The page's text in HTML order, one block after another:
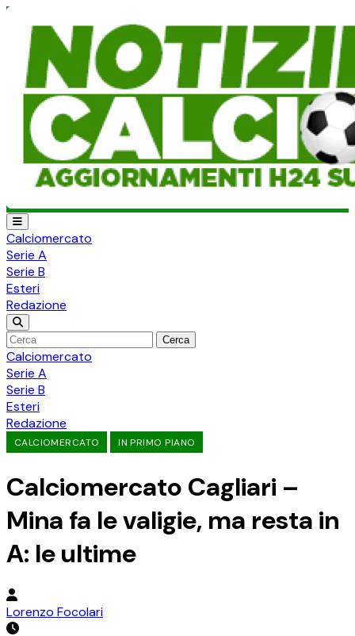
Calciomercato
Serie A
Serie B
Esteri
Redazione
Cerca
Calciomercato
Serie A
Serie B
Esteri
Redazione
CALCIOMERCATO IN PRIMO PIANO
Calciomercato Cagliari –
Mina fa le valigie, ma resta in
A: le ultime
Lorenzo Focolari